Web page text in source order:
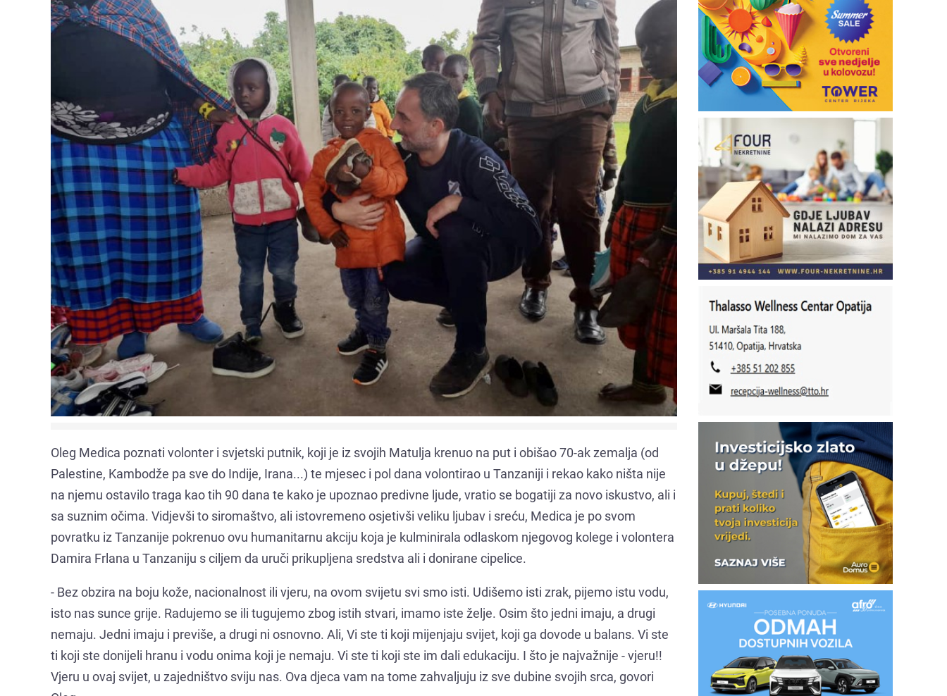
Oleg Medica poznati volonter i svjetski putnik, koji je iz svojih Matulja krenuo na put i obišao 70-ak zemalja (od
Palestine, Kambodže pa sve do Indije, Irana...) te mjesec i pol dana volontirao u Tanzaniji i rekao kako ništa nije
na njemu ostavilo traga kao tih 90 dana te kako je upoznao predivne ljude, vratio se bogatiji za novo iskustvo, ali i
sa suznim očima. Vidjevši to siromaštvo, ali istovremeno osjetivši veliku ljubav i sreću, Medica je po svom
povratku iz Tanzanije pokrenuo ovu humanitarnu akciju koja je kulminirala odlaskom njegovog kolege i volontera
Damira Frlana u Tanzaniju s ciljem da uruči prikupljena sredstva ali i donirane cipelice.
- Bez obzira na boju kože, nacionalnost ili vjeru, na ovom svijetu svi smo isti. Udišemo isti zrak, pijemo istu vodu,
isto nas sunce grije. Radujemo se ili tugujemo zbog istih stvari, imamo iste želje. Osim što jedni imaju, a drugi
nemaju. Jedni imaju i previše, a drugi ni osnovno. Ali, Vi ste ti koji mijenjaju svijet, koji ga dovode u balans. Vi ste
ti koji ste donijeli hranu i vodu onima koji je nemaju. Vi ste ti koji ste im dali edukaciju. I što je najvažnije - vjeru!!
Vjeru u ovaj svijet, u zajedništvo sviju nas. Ova djeca vam na tome zahvaljuju iz sve dubine svojih srca, govori